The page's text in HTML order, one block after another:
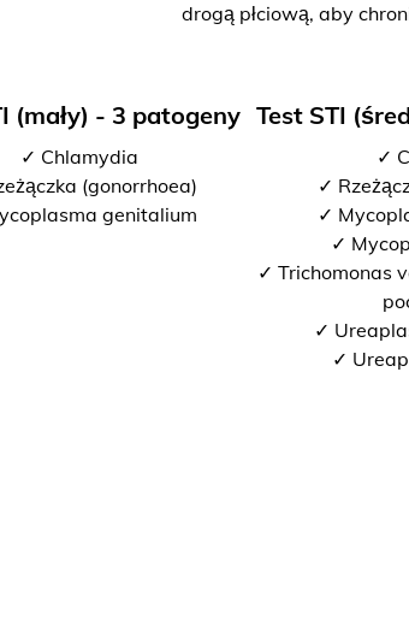
drogą płciową, aby
(mały) - 3 patogeny
✓ Chlamydia
(gonorrhoea)
genitalium
Test STI
✓
✓
✓
✓
✓ Trichomonas
✓
✓